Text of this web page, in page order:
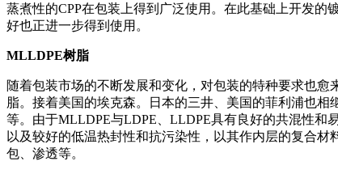
蒸煮性的CPP在包装上得到广泛使用。在此基础上开发
好也正进一步得到使用。
MLLDPE树脂
随着包装市场的不断发展和变化，对包装的特种要求也愈
脂。接着美国的埃克森。日本的三井、美国的菲利浦也相
等。由于MLLDPE与LDPE、LLDPE具有良好的共混性和
以及较好的低温热封性和抗污染性，以其作内层的复合
包、渗透等。